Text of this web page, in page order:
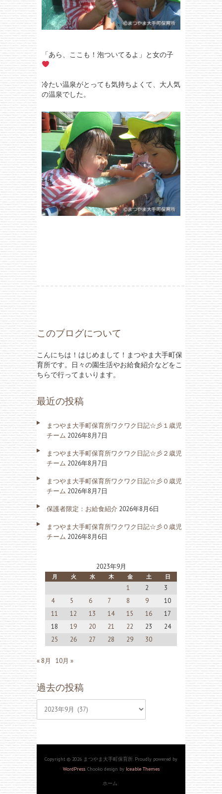
「あら、ここも！泡ついてるよ」と女の子
冷たい温泉がとっても気持ちよくて、大人気
の温泉でした。
このブログについて
こんにちは！はじめまして！まつやま大手町保
育所です。日々の園生活やお給食紹介などをこ
ちらで行ってまいります。
最近の投稿
まつやま大手町保育所ワクワク日記☆彡１歳児
チーム 2026年8月7日
まつやま大手町保育所ワクワク日記☆彡２歳児
チーム 2026年8月7日
まつやま大手町保育所ワクワク日記☆彡０歳児
チーム 2026年8月7日
保護者限定：お給食紹介 2026年8月6日
まつやま大手町保育所ワクワク日記☆彡０歳児
チーム 2026年8月6日
2023年9月
月 火 水 木 金 土 日
1 2
3
4
5 6 7 8 9
10
11
12 13 14 15 16
17
18
19 20 21 22 23
24
25
26 27 28 29 30
« 8月 10月 »
過去の投稿
過
投
Copyright © 2026 まつやま大手町保育所. Proudly powered by
WordPress. Chooko design by Iceable Themes
ホーム